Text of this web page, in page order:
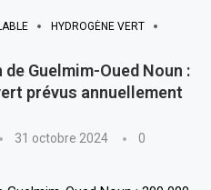
HYDROGÈNE VERT
Guelmim-Oued Noun :
prévus annuellement
31 octobre 2024
0